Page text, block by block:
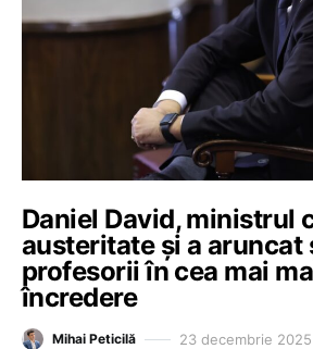
Daniel David, ministrul
austeritate și a aruncat
profesorii în cea mai
încredere
Mihai Peticilă 23 decembrie 2025